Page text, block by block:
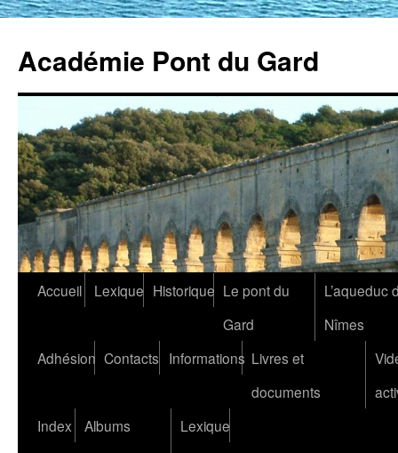
Académie Pont du Gard
Aller
contenu
Accueil Lexique Historique Le pont du
Gard
L’aqueduc
Nîmes
Adhésion Contacts Informations Livres et
documents
Index
Albums
Lexique